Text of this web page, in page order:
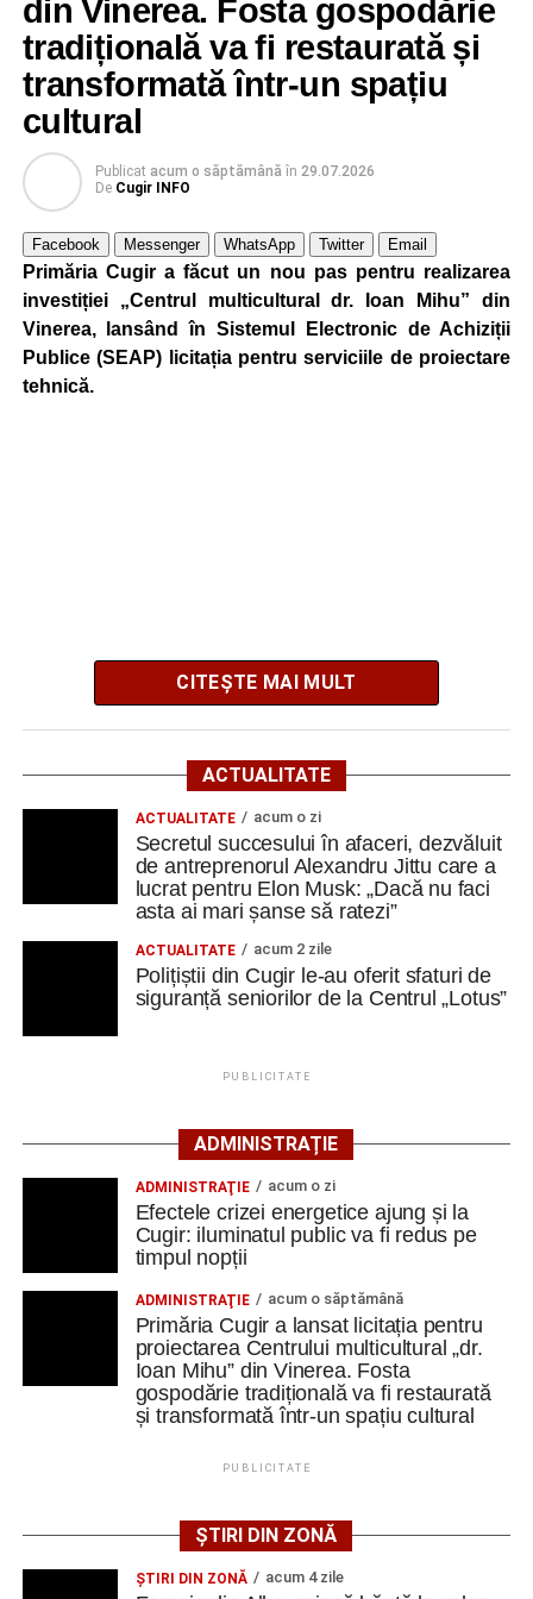
Autoritățile locale precizează că reducerea intensității
este realizată astfel încât să fie menținut un nivel adecvat
de iluminare pe timpul nopții.
Adaugă cugirinfo.ro ca sursă
Ultimele știri din Cugir
Cum și-a construit un informatician din Cugir propria
mașină solară. Vehiculul a ajuns și la o expoziție din
Berlin
Messenger WhatsApp Twitter
din Vinerea. Fosta gospodărie
tradițională va fi restaurată și
transformată într-un spațiu
cultural
Publicat acum o săptămână în 29.07.2026
De Cugir INFO
Facebook Messenger WhatsApp Twitter Email
Primăria Cugir a făcut un nou pas pentru realizarea
investiției „Centrul multicultural dr. Ioan Mihu” din
Vinerea, lansând în Sistemul Electronic de Achiziții
Publice (SEAP) licitația pentru serviciile de proiectare
tehnică.
Contractul are o valoare estimată de394.000 de lei, fără
, iar termenul limită pentru depunerea ofertelor este
Investiția este derulată de Primăria Cugir în parteneriat cu
Consiliul Județean Alba și urmărește restaurarea și
refuncționalizarea unui ansamblu gospodăresc tradițional
activităților culturale, educaționale și expoziționale.
O gospodărie tradițională va fi
readusă la viață
Vinerea, pe un teren de aproximativ 1.975 de metri pătrați,
aflat în proprietatea administrației locale.
Complexul este alcătuit din patru corpuri de clădire – fosta
magazie de fierărie, casa memorială, șura și șoprul-atelier
– care păstrează caracteristicile unei gospodării
tradiționale din zonă. Curtea include elemente autentice,
precum pavajul din piatră de râu și o fântână.
Clădirile au nevoie de lucrări
ample de consolidare
identificat degradări importante ale construcțiilor. Printre
elementelor din lemn și a acoperișurilor, dar și prăbușirea
CITEȘTE MAI MULT
ACTUALITATE
ACTUALITATE acum o zi
Secretul succesului în afaceri, dezvăluit
de antreprenorul Alexandru Jittu care a
lucrat pentru Elon Musk: „Dacă nu faci
asta ai mari șanse să ratezi”
ACTUALITATE acum 2 zile
Polițiștii din Cugir le-au oferit sfaturi de
siguranță seniorilor de la Centrul „Lotus”
PUBLICITATE
ADMINISTRAȚIE
ADMINISTRAŢIE acum o zi
Efectele crizei energetice ajung și la
Cugir: iluminatul public va fi redus pe
timpul nopții
ADMINISTRAŢIE acum o săptămână
Primăria Cugir a lansat licitația pentru
proiectarea Centrului multicultural „dr.
Ioan Mihu” din Vinerea. Fosta
gospodărie tradițională va fi restaurată
și transformată într-un spațiu cultural
PUBLICITATE
ȘTIRI DIN ZONĂ
ŞTIRI DIN ZONĂ acum 4 zile